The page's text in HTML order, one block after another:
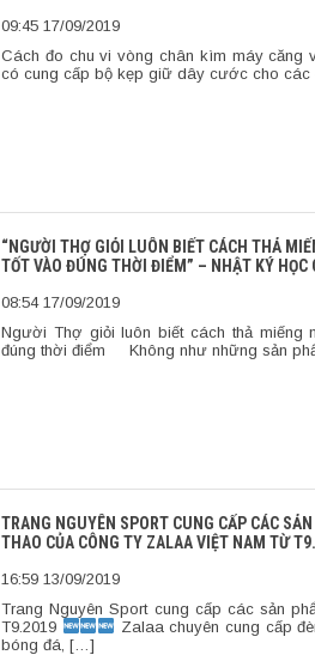
09:45 17/09/2019
Cách đo chu vi vòng chân kìm máy
có cung cấp bộ kẹp giữ dây cước cho
“NGƯỜI THỢ GIỎI LUÔN BIẾT CÁCH THẢ
TỐT VÀO ĐÚNG THỜI ĐIỂM” – NHẬT KÝ
08:54 17/09/2019
Người Thợ giỏi luôn biết cách thả miếng
đúng thời điểm Không như những sản
TRANG NGUYÊN SPORT CUNG CẤP CÁC
THAO CỦA CÔNG TY ZALAA VIỆT NAM TỪ
16:59 13/09/2019
Trang Nguyên Sport cung cấp các sản
T9.2019
Zalaa chuyên cung cấp
bóng đá, […]